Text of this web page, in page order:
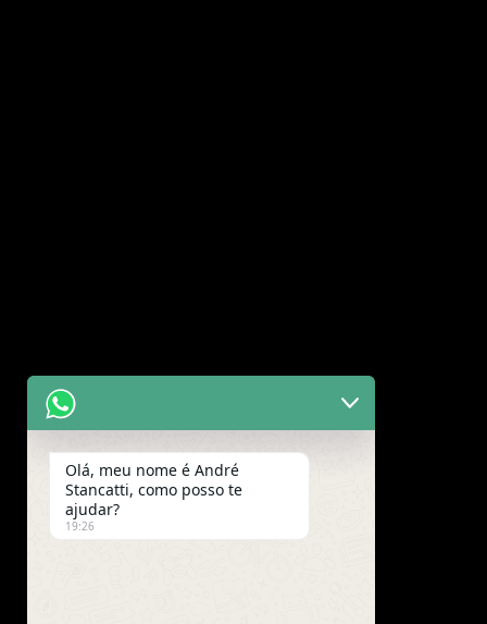
Olá, meu nome é André
Stancatti, como posso te
ajudar?
19:26